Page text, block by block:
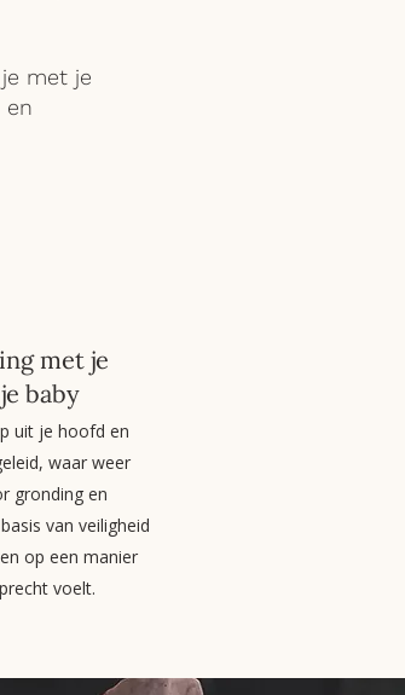
met je
en
met je
baby
uit je hoofd en
waar weer
gronding en
van veiligheid
op een manier
voelt.